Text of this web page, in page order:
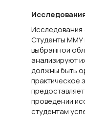
Исследования
Студенты ММУ
выбранной
анализируют
должны быть
практическое
проведении
студентам